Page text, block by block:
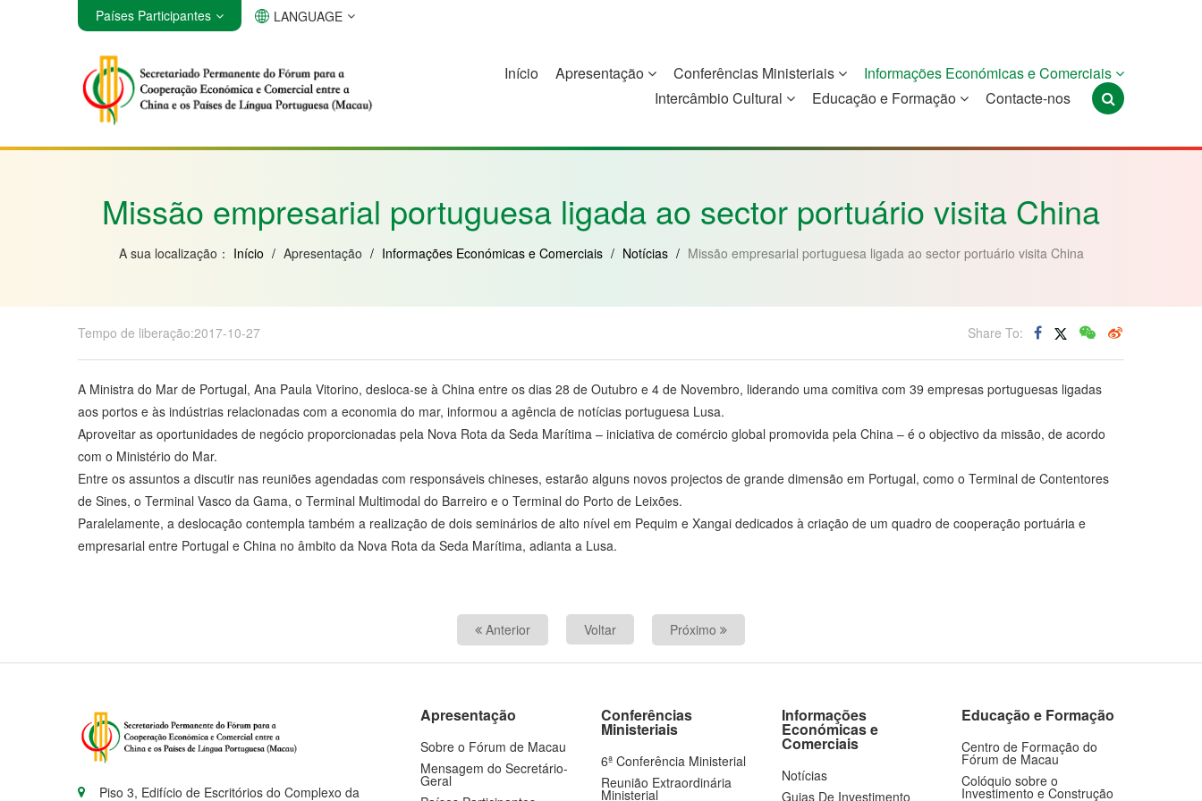
Angola Brasil Cabo Verde Guiné Equatorial Moçambique Portugal
São Tomé e
Timor-Leste
Países Participantes LANGUAGE
Início Apresentação Conferências Ministeriais
Informações Económicas e Comerciais
Intercâmbio Cultural
Educação e Formação Contacte-nos
Missão empresarial portuguesa ligada ao sector portuário visita China
A sua localização： Início / Apresentação / Informações Económicas e Comerciais / Notícias / Missão empresarial portuguesa ligada ao sector portuário visita China
Tempo de liberação:2017-10-27 Share To:
A Ministra do Mar de Portugal, Ana Paula Vitorino, desloca-se à China entre os dias 28 de Outubro e 4 de Novembro, liderando uma comitiva com 39 empresas portuguesas ligadas
aos portos e às indústrias relacionadas com a economia do mar, informou a agência de notícias portuguesa Lusa.
Aproveitar as oportunidades de negócio proporcionadas pela Nova Rota da Seda Marítima – iniciativa de comércio global promovida pela China – é o objectivo da missão, de acordo
com o Ministério do Mar.
Entre os assuntos a discutir nas reuniões agendadas com responsáveis chineses, estarão alguns novos projectos de grande dimensão em Portugal, como o Terminal de Contentores
de Sines, o Terminal Vasco da Gama, o Terminal Multimodal do Barreiro e o Terminal do Porto de Leixões.
Paralelamente, a deslocação contempla também a realização de dois seminários de alto nível em Pequim e Xangai dedicados à criação de um quadro de cooperação portuária e
empresarial entre Portugal e China no âmbito da Nova Rota da Seda Marítima, adianta a Lusa.
Anterior Voltar Próximo
Piso 3, Edifício de Escritórios do Complexo da
Apresentação
Sobre o Fórum de Macau
Mensagem do Secretário-
Geral
Conferências
Ministeriais
6ª Conferência Ministerial
Reunião Extraordinária
Ministerial
Informações
Económicas e
Comerciais
Notícias
Guias De Investimento
Educação e Formação
Centro de Formação do
Fórum de Macau
Colóquio sobre o
Investimento e Construção